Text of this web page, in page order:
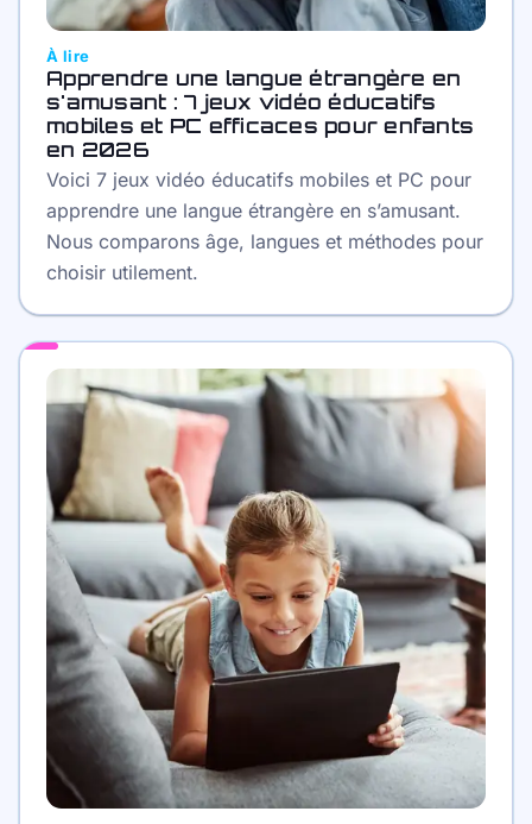
À lire
Apprendre une langue étrangère en
s'amusant : 7 jeux vidéo éducatifs
mobiles et PC efficaces pour enfants
en 2026
Voici 7 jeux vidéo éducatifs mobiles et PC pour
apprendre une langue étrangère en s’amusant.
Nous comparons âge, langues et méthodes pour
choisir utilement.